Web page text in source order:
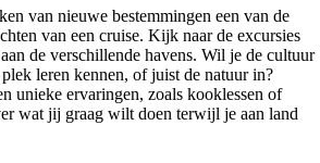
van nieuwe bestemmingen een van de
van een cruise. Kijk naar de excursies
de verschillende havens. Wil je de cultuur
leren kennen, of juist de natuur in?
unieke ervaringen, zoals kooklessen of
wat jij graag wilt doen terwijl je aan land